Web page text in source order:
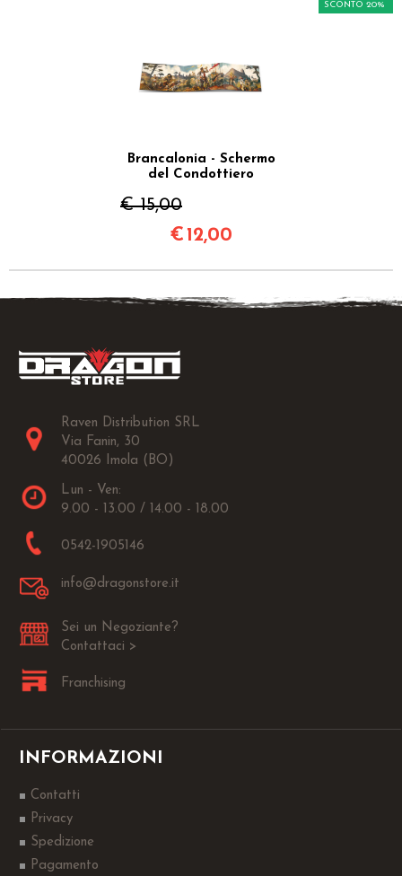
Brancalonia - Schermo
del Condottiero
€ 15,00
SCONTO 20%
€ 12,00
Raven Distribution SRL
Via Fanin, 30
40026 Imola (BO)
Lun - Ven:
9.00 - 13.00 / 14.00 - 18.00
0542-1905146
info@dragonstore.it
Sei un Negoziante?
Contattaci >
Franchising
INFORMAZIONI
Contatti
Privacy
Spedizione
Pagamento